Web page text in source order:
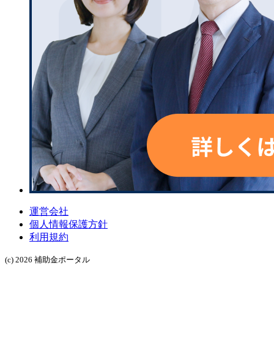
運営会社
個人情報保護方針
利用規約
(c) 2026 補助金ポータル